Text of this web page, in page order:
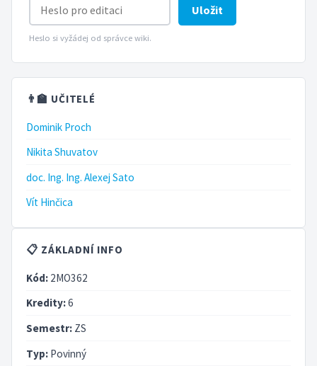
Uložit
Heslo si vyžádej od správce wiki.
👨‍🏫 UČITELÉ
Dominik Proch
Nikita Shuvatov
doc. Ing. Ing. Alexej Sato
Vít Hinčica
📋 ZÁKLADNÍ INFO
Kód: 2MO362
Kredity:6
Semestr: ZS
Typ: Povinný